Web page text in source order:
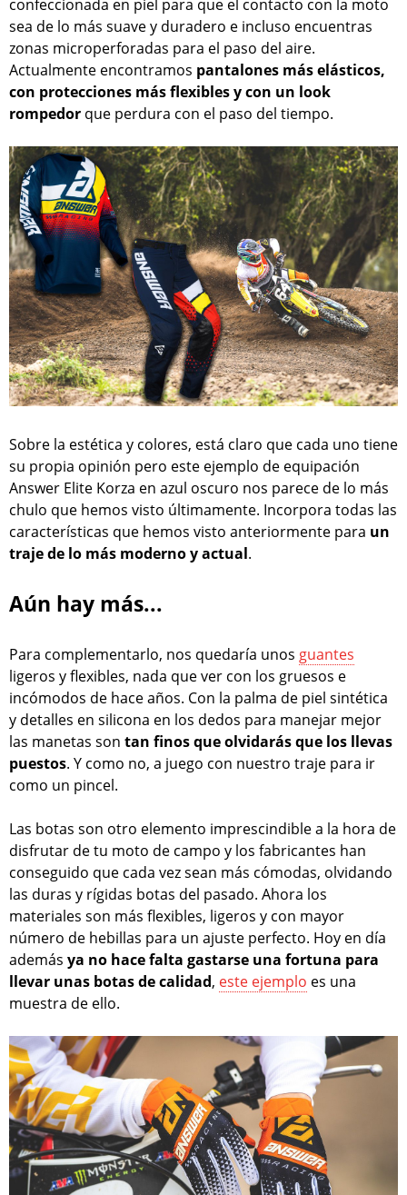
confeccionada en piel para que el contacto con la moto
sea de lo más suave y duradero e incluso encuentras
zonas microperforadas para el paso del aire.
Actualmente encontramos pantalones más elásticos,
con protecciones más flexibles y con un look
rompedor que perdura con el paso del tiempo.
Sobre la estética y colores, está claro que cada uno tiene
su propia opinión pero este ejemplo de equipación
Answer Elite Korza en azul oscuro nos parece de lo más
chulo que hemos visto últimamente. Incorpora todas las
características que hemos visto anteriormente para un
traje de lo más moderno y actual.
Aún hay más...
Para complementarlo, nos quedaría unos guantes
ligeros y flexibles, nada que ver con los gruesos e
incómodos de hace años. Con la palma de piel sintética
y detalles en silicona en los dedos para manejar mejor
las manetas son tan finos que olvidarás que los llevas
puestos. Y como no, a juego con nuestro traje para ir
como un pincel.
Las botas son otro elemento imprescindible a la hora de
disfrutar de tu moto de campo y los fabricantes han
conseguido que cada vez sean más cómodas, olvidando
las duras y rígidas botas del pasado. Ahora los
materiales son más flexibles, ligeros y con mayor
número de hebillas para un ajuste perfecto. Hoy en día
además ya no hace falta gastarse una fortuna para
llevar unas botas de calidad, este ejemplo es una
muestra de ello.